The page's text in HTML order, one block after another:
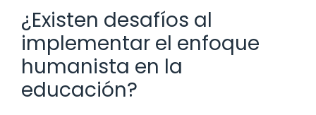
¿Existen desafíos al
implementar el enfoque
humanista en la
educación?